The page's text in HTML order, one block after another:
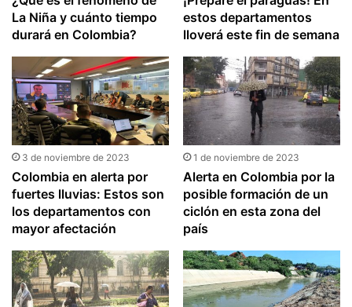
La Niña y cuánto tiempo
durará en Colombia?
estos departamentos
lloverá este fin de semana
3 de noviembre de 2023
Colombia en alerta por
fuertes lluvias: Estos son
los departamentos con
mayor afectación
1 de noviembre de 2023
Alerta en Colombia por la
posible formación de un
ciclón en esta zona del
país